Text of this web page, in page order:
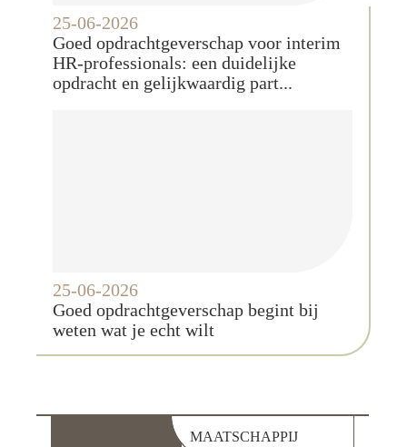
25-06-2026
Goed opdrachtgeverschap voor interim
HR-professionals: een duidelijke
opdracht en gelijkwaardig part...
25-06-2026
Goed opdrachtgeverschap begint bij
weten wat je echt wilt
MAATSCHAPPIJ